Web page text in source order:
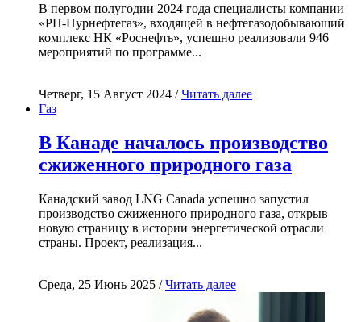
В первом полугодии 2024 года специалисты компании
«РН-Пурнефтегаз», входящей в нефтегазодобывающий
комплекс НК «Роснефть», успешно реализовали 946
мероприятий по программе...
Четверг, 15 Август 2024 /Читать далее
Газ
В Канаде началось производство
сжиженного природного газа
Канадский завод LNG Canada успешно запустил
производство сжиженного природного газа, открыв
новую страницу в истории энергетической отрасли
страны. Проект, реализация...
Среда, 25 Июнь 2025 /Читать далее